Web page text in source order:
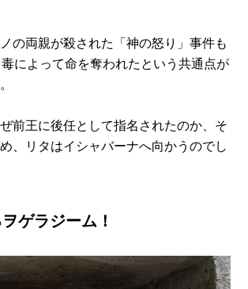
の両親が殺された「神の怒り」事件も
によって命を奪われたという共通点が
前王に後任として指名されたのか、そ
、リタはイシャバーナへ向かうのでし
ゲラジーム！